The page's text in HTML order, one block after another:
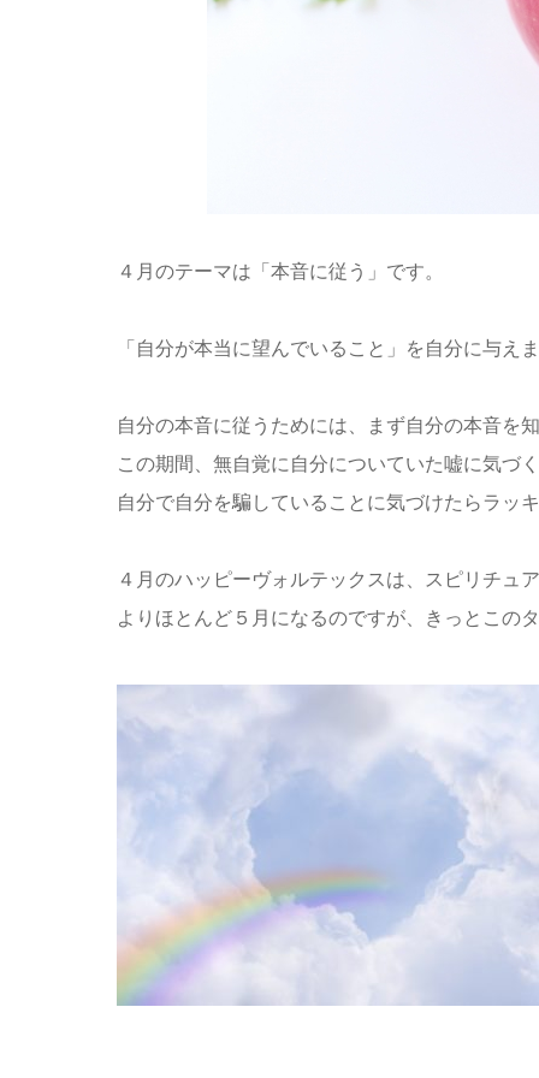
４月のテーマは「本音に従う」です。
「自分が本当に望んでいること」を自分に与え
自分の本音に従うためには、まず自分の本音を
この期間、無自覚に自分についていた嘘に気づ
自分で自分を騙していることに気づけたらラッ
４月のハッピーヴォルテックスは、スピリチュ
よりほとんど５月になるのですが、きっとこの